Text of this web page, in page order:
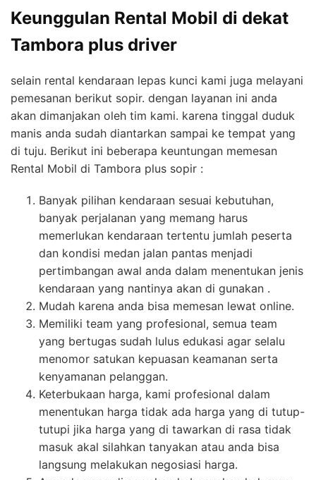
Keunggulan Rental Mobil di dekat
Tambora plus driver
selain rental kendaraan lepas kunci kami juga melayani
pemesanan berikut sopir. dengan layanan ini anda
akan dimanjakan oleh tim kami. karena tinggal duduk
manis anda sudah diantarkan sampai ke tempat yang
di tuju. Berikut ini beberapa keuntungan memesan
Rental Mobil di Tambora plus sopir :
Banyak pilihan kendaraan sesuai kebutuhan,
banyak perjalanan yang memang harus
memerlukan kendaraan tertentu jumlah peserta
dan kondisi medan jalan pantas menjadi
pertimbangan awal anda dalam menentukan jenis
kendaraan yang nantinya akan di gunakan .
Mudah karena anda bisa memesan lewat online.
Memiliki team yang profesional, semua team
yang bertugas sudah lulus edukasi agar selalu
menomor satukan kepuasan keamanan serta
kenyamanan pelanggan.
Keterbukaan harga, kami profesional dalam
menentukan harga tidak ada harga yang di tutup-
tutupi jika harga yang di tawarkan di rasa tidak
masuk akal silahkan tanyakan atau anda bisa
langsung melakukan negosiasi harga.